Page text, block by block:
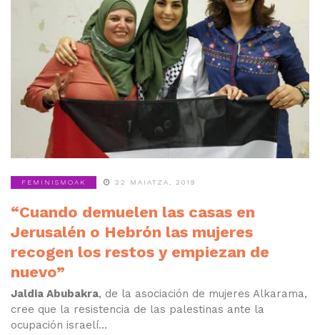
FEMINISMOAK 22 MAIATZA, 2019
“Cuando demuelen las casas en
Jerusalén o Hebrón las mujeres
recogen los restos y empiezan de
nuevo”
Jaldia Abubakra, de la asociación de mujeres Alkarama,
cree que la resistencia de las palestinas ante la
ocupación israelí...